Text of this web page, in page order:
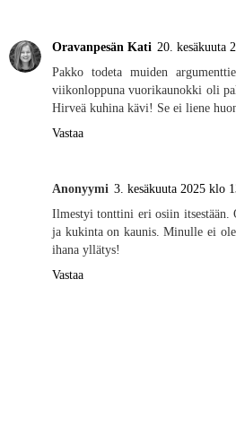
Oravanpesän Kati 20. kesäkuuta
Pakko todeta muiden
viikonloppuna vuorikaunokki oli
Hirveä kuhina kävi! Se ei liene
Vastaa
Anonyymi 3. kesäkuuta 2025 klo
Ilmestyi tonttini eri osiin itsestään.
ja kukinta on kaunis. Minulle ei
ihana yllätys!
Vastaa